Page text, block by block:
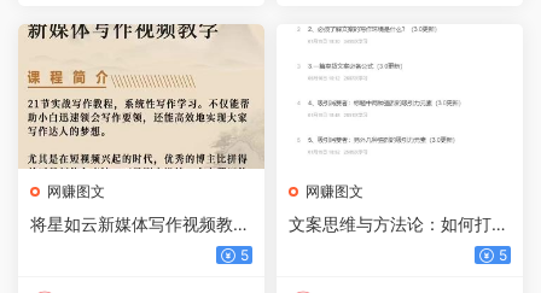
网赚图文
将星如云新媒体写作视频教学
5
网赚图文
文案思维与方法论：如何打造
5